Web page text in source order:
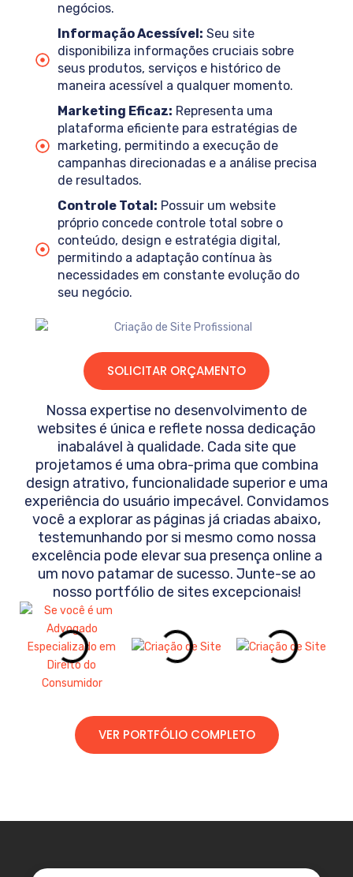
negócios.
Informação Acessível: Seu site
disponibiliza informações cruciais sobre
seus produtos, serviços e histórico de
maneira acessível a qualquer momento.
Marketing Eficaz: Representa uma
plataforma eficiente para estratégias de
marketing, permitindo a execução de
campanhas direcionadas e a análise precisa
de resultados.
Controle Total: Possuir um website
próprio concede controle total sobre o
conteúdo, design e estratégia digital,
permitindo a adaptação contínua às
necessidades em constante evolução do
seu negócio.
SOLICITAR ORÇAMENTO
Nossa expertise no desenvolvimento de
websites é única e reflete nossa dedicação
inabalável à qualidade. Cada site que
projetamos é uma obra-prima que combina
design atrativo, funcionalidade superior e uma
experiência do usuário impecável. Convidamos
você a explorar as páginas já criadas abaixo,
testemunhando por si mesmo como nossa
excelência pode elevar sua presença online a
um novo patamar de sucesso. Junte-se ao
nosso portfólio de sites excepcionais!
VER PORTFÓLIO COMPLETO